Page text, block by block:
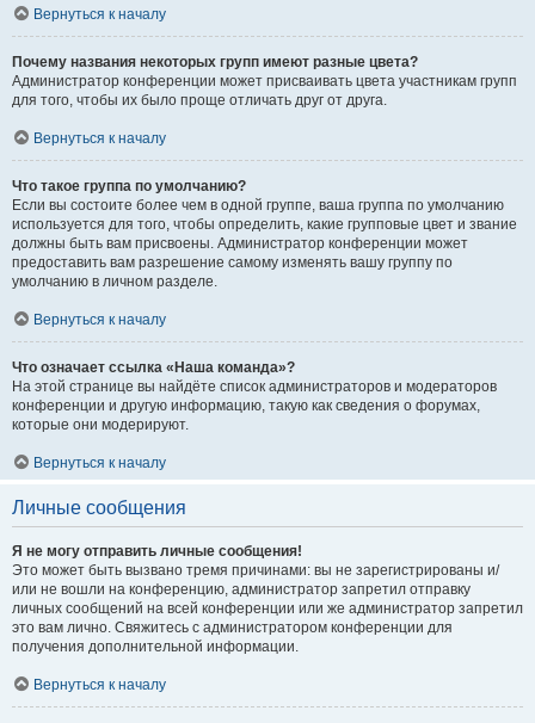
Вернуться к началу
Почему названия некоторых групп имеют разные цвета?
Администратор конференции может присваивать цвета участникам групп
для того, чтобы их было проще отличать друг от друга.
Вернуться к началу
Что такое группа по умолчанию?
Если вы состоите более чем в одной группе, ваша группа по умолчанию
используется для того, чтобы определить, какие групповые цвет и звание
должны быть вам присвоены. Администратор конференции может
предоставить вам разрешение самому изменять вашу группу по
умолчанию в личном разделе.
Вернуться к началу
Что означает ссылка «Наша команда»?
На этой странице вы найдёте список администраторов и модераторов
конференции и другую информацию, такую как сведения о форумах,
которые они модерируют.
Вернуться к началу
Личные сообщения
Я не могу отправить личные сообщения!
Это может быть вызвано тремя причинами: вы не зарегистрированы и/
или не вошли на конференцию, администратор запретил отправку
личных сообщений на всей конференции или же администратор запретил
это вам лично. Свяжитесь с администратором конференции для
получения дополнительной информации.
Вернуться к началу